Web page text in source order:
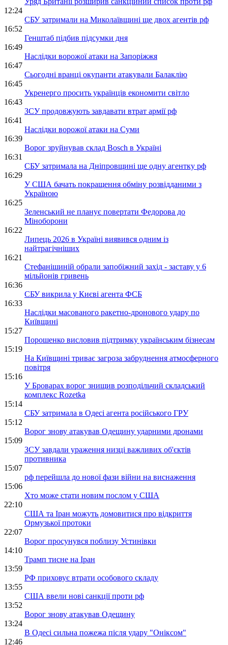
12:24
СБУ затримали на Миколаївщині ще двох агентів рф
16:52
Генштаб підбив підсумки дня
16:49
Наслідки ворожої атаки на Запоріжжя
16:47
Сьогодні вранці окупанти атакували Балаклію
16:45
Укренерго просить українців економити світло
16:43
ЗСУ продовжують завдавати втрат армії рф
16:41
Наслідки ворожої атаки на Суми
16:39
Ворог зруйнував склад Bosch в Україні
16:31
СБУ затримала на Дніпровщині ще одну агентку рф
16:29
У США бачать покращення обміну розвідданими з
Україною
16:25
Зеленський не планує повертати Федорова до
Міноборони
16:22
Липець 2026 в Україні виявився одним із
найтрагічніших
16:21
Стефанішиній обрали запобіжний захід - заставу у 6
мільйонів гривень
16:36
СБУ викрила у Києві агента ФСБ
16:33
Наслідки масованого ракетно-дронового удару по
Київщині
15:27
Порошенко висловив підтримку українським бізнесам
15:19
На Київщині триває загроза забруднення атмосферного
повітря
15:16
У Броварах ворог знищив розподільчий складський
комплекс Rozetka
15:14
СБУ затримала в Одесі агента російського ГРУ
15:12
Ворог знову атакував Одещину ударними дронами
15:09
ЗСУ завдали ураження низці важливих об'єктів
противника
15:07
рф перейшла до нової фази війни на виснаження
15:06
Хто може стати новим послом у США
22:10
США та Іран можуть домовитися про відкриття
Ормузької протоки
22:07
Ворог просунувся поблизу Устинівки
14:10
Трамп тисне на Іран
13:59
РФ приховує втрати особового складу
13:55
США ввели нові санкції проти рф
13:52
Ворог знову атакував Одещину
13:24
В Одесі сильна пожежа після удару "Оніксом"
12:46